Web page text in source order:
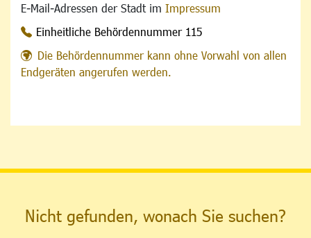
E-Mail-Adressen der Stadt im Impressum
Einheitliche Behördennummer 115
Die Behördennummer kann ohne Vorwahl von allen
Endgeräten angerufen werden.
Nicht gefunden, wonach Sie suchen?